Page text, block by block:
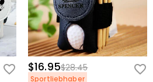
$16.95$28.45
Sportliebhaber